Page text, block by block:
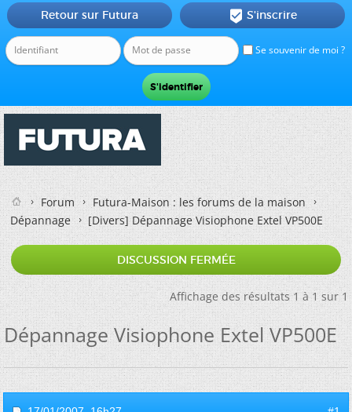
Se souvenir de moi ?
Retour sur Futura  S'inscrire
Forum
Futura-Maison : les forums de la maison
Dépannage
[Divers]Dépannage Visiophone Extel VP500E
DISCUSSION FERMÉE
Affichage des résultats 1 à 1 sur 1
Dépannage Visiophone Extel VP500E